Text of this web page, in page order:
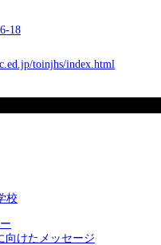
18
toinjhs/index.html
校
向けたメッセージ